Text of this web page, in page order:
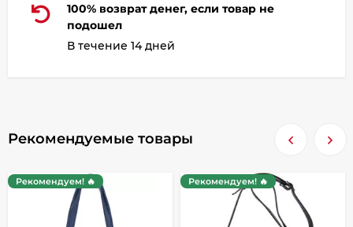
100% возврат денег, если товар не
подошел
В течение 14 дней
Рекомендуемые товары
Рекомендуем! 🔥 Рекомендуем! 🔥